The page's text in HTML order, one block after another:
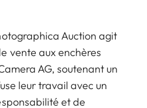
Auction agit
vente aux enchères
AG, soutenant un
leur travail avec un
et de